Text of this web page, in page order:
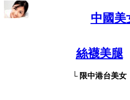
中國美
絲襪美腿
└ 限中港台美女